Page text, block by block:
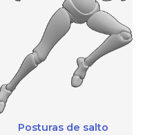
Posturas de salto